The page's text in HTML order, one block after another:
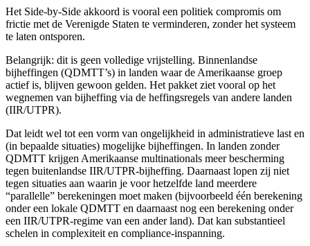
Het Side-by-Side akkoord is vooral een politiek compromis om
frictie met de Verenigde Staten te verminderen, zonder het systeem
te laten ontsporen.
Belangrijk: dit is geen volledige vrijstelling. Binnenlandse
bijheffingen (QDMTT’s) in landen waar de Amerikaanse groep
actief is, blijven gewoon gelden. Het pakket ziet vooral op het
wegnemen van bijheffing via de heffingsregels van andere landen
(IIR/UTPR).
Dat leidt wel tot een vorm van ongelijkheid in administratieve last en
(in bepaalde situaties) mogelijke bijheffingen. In landen zonder
QDMTT krijgen Amerikaanse multinationals meer bescherming
tegen buitenlandse IIR/UTPR-bijheffing. Daarnaast lopen zij niet
tegen situaties aan waarin je voor hetzelfde land meerdere
“parallelle” berekeningen moet maken (bijvoorbeeld één berekening
onder een lokale QDMTT en daarnaast nog een berekening onder
een IIR/UTPR-regime van een ander land). Dat kan substantieel
schelen in complexiteit en compliance-inspanning.